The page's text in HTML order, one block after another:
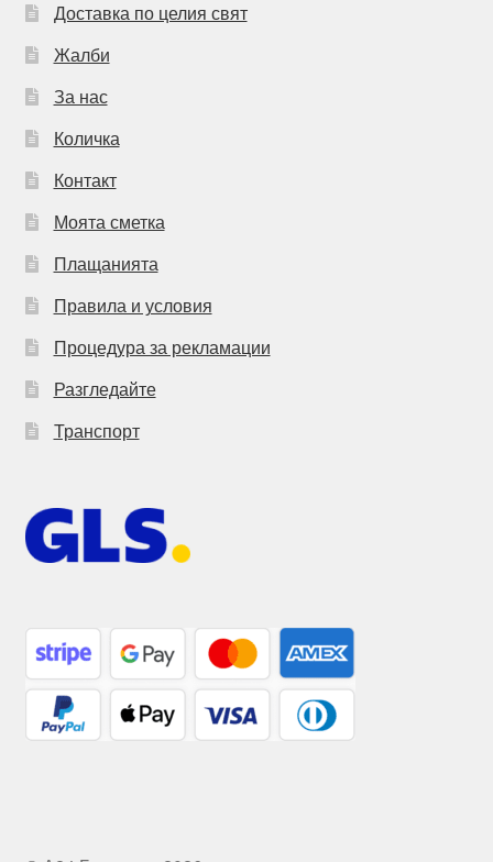
Доставка по целия свят
Жалби
За нас
Количка
Контакт
Моята сметка
Плащанията
Правила и условия
Процедура за рекламации
Разгледайте
Транспорт